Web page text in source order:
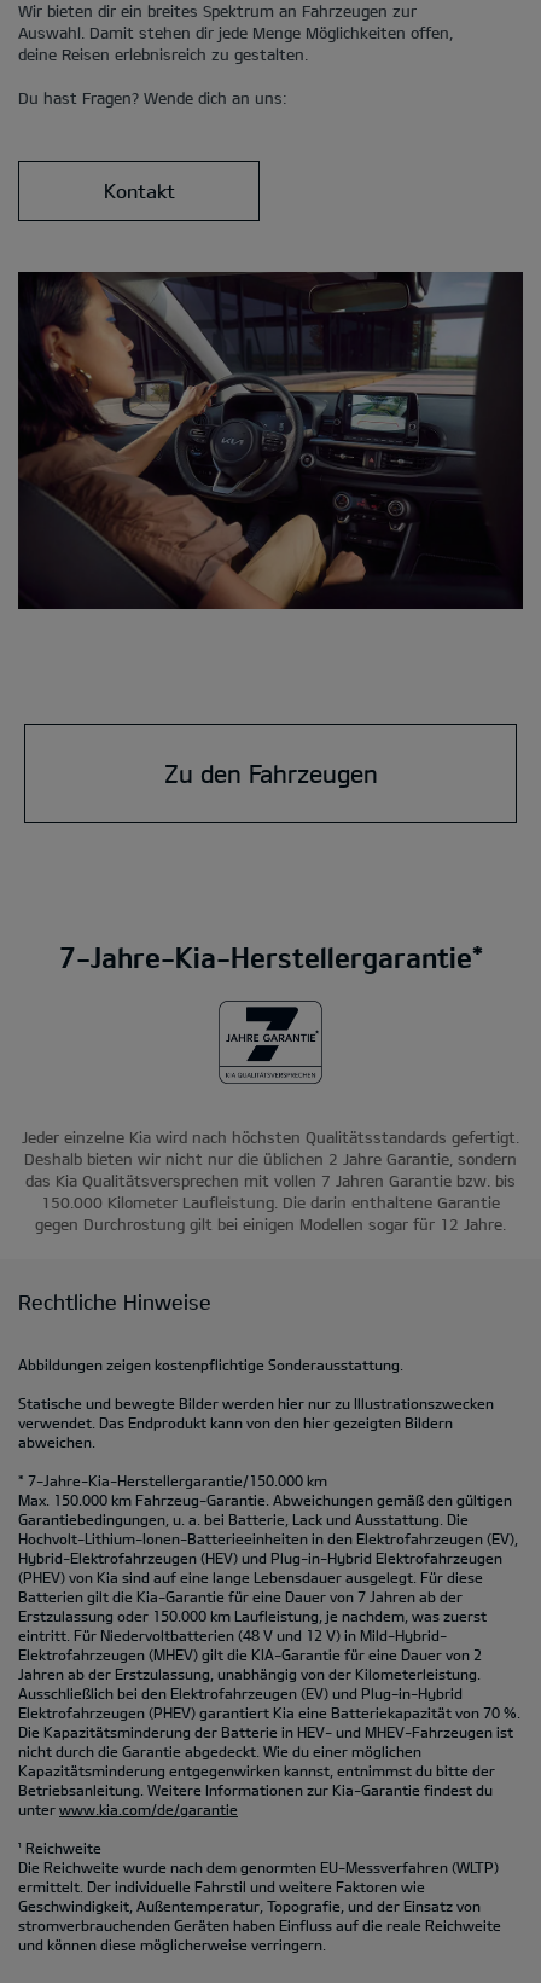
Wir bieten dir ein breites Spektrum an Fahrzeugen zur
Auswahl. Damit stehen dir jede Menge Möglichkeiten offen,
deine Reisen erlebnisreich zu gestalten.
Du hast Fragen? Wende dich an uns:
Kontakt
Zu den Fahrzeugen
7-Jahre-Kia-Herstellergarantie*
Jeder einzelne Kia wird nach höchsten Qualitätsstandards gefertigt.
Deshalb bieten wir nicht nur die üblichen 2 Jahre Garantie, sondern
das Kia Qualitätsversprechen mit vollen 7 Jahren Garantie bzw. bis
150.000 Kilometer Laufleistung. Die darin enthaltene Garantie
gegen Durchrostung gilt bei einigen Modellen sogar für 12 Jahre.
Rechtliche Hinweise
Abbildungen zeigen kostenpflichtige Sonderausstattung.
Statische und bewegte Bilder werden hier nur zu Illustrationszwecken
verwendet. Das Endprodukt kann von den hier gezeigten Bildern
abweichen.
* 7-Jahre-Kia-Herstellergarantie/150.000 km
Max. 150.000 km Fahrzeug-Garantie. Abweichungen gemäß den gültigen
Garantiebedingungen, u. a. bei Batterie, Lack und Ausstattung. Die
Hochvolt-Lithium-Ionen-Batterieeinheiten in den Elektrofahrzeugen (EV),
Hybrid-Elektrofahrzeugen (HEV) und Plug-in-Hybrid Elektrofahrzeugen
(PHEV) von Kia sind auf eine lange Lebensdauer ausgelegt. Für diese
Batterien gilt die Kia-Garantie für eine Dauer von 7 Jahren ab der
Erstzulassung oder 150.000 km Laufleistung, je nachdem, was zuerst
eintritt. Für Niedervoltbatterien (48 V und 12 V) in Mild-Hybrid-
Elektrofahrzeugen (MHEV) gilt die KIA-Garantie für eine Dauer von 2
Jahren ab der Erstzulassung, unabhängig von der Kilometerleistung.
Ausschließlich bei den Elektrofahrzeugen (EV) und Plug-in-Hybrid
Elektrofahrzeugen (PHEV) garantiert Kia eine Batteriekapazität von 70 %.
Die Kapazitätsminderung der Batterie in HEV- und MHEV-Fahrzeugen ist
nicht durch die Garantie abgedeckt. Wie du einer möglichen
Kapazitätsminderung entgegenwirken kannst, entnimmst du bitte der
Betriebsanleitung. Weitere Informationen zur Kia-Garantie findest du
unter www.kia.com/de/garantie
¹ Reichweite
Die Reichweite wurde nach dem genormten EU-Messverfahren (WLTP)
ermittelt. Der individuelle Fahrstil und weitere Faktoren wie
Geschwindigkeit, Außentemperatur, Topografie‚ und der Einsatz von
stromverbrauchenden Geräten haben Einfluss auf die reale Reichweite
und können diese möglicherweise verringern.